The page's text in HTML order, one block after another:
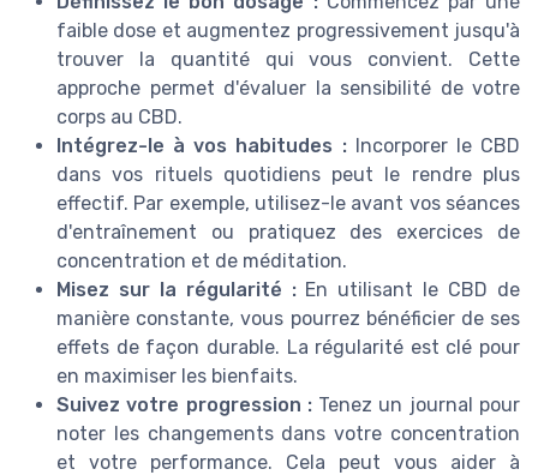
faible dose et augmentez progressivement jusqu'à
trouver la quantité qui vous convient. Cette
approche permet d'évaluer la sensibilité de votre
corps au CBD.
Intégrez-le à vos habitudes :Incorporer le CBD
dans vos rituels quotidiens peut le rendre plus
effectif. Par exemple, utilisez-le avant vos séances
d'entraînement ou pratiquez des exercices de
concentration et de méditation.
Misez sur la régularité :En utilisant le CBD de
manière constante, vous pourrez bénéficier de ses
effets de façon durable. La régularité est clé pour
en maximiser les bienfaits.
Suivez votre progression :Tenez un journal pour
noter les changements dans votre concentration
et votre performance. Cela peut vous aider à